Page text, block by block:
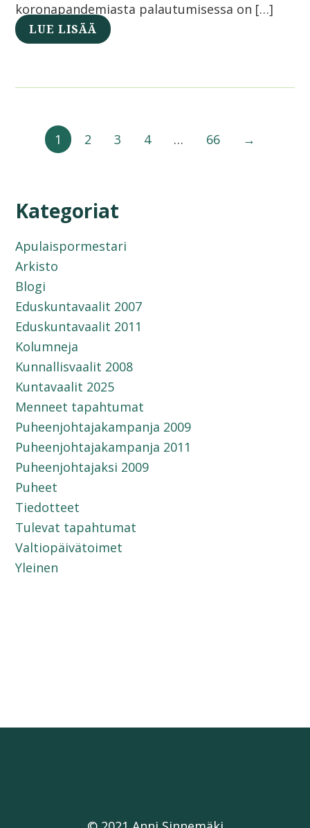
koronapandemiasta palautumisessa on […]
LUE LISÄÄ
1 2 3 4 … 66 →
Kategoriat
Apulaispormestari
Arkisto
Blogi
Eduskuntavaalit 2007
Eduskuntavaalit 2011
Kolumneja
Kunnallisvaalit 2008
Kuntavaalit 2025
Menneet tapahtumat
Puheenjohtajakampanja 2009
Puheenjohtajakampanja 2011
Puheenjohtajaksi 2009
Puheet
Tiedotteet
Tulevat tapahtumat
Valtiopäivätoimet
Yleinen